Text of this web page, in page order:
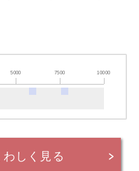
5000 7500 10000
しく見る